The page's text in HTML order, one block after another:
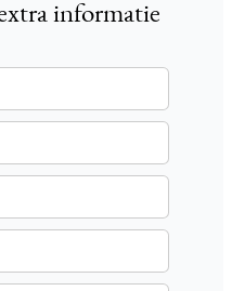
informatie